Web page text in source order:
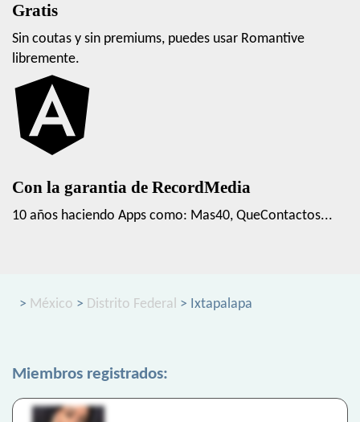
Gratis
Sin coutas y sin premiums, puedes usar Romantive
libremente.
Con la garantia de RecordMedia
10 años haciendo Apps como: Mas40, QueContactos...
> México > Distrito Federal > Ixtapalapa
Miembros registrados: